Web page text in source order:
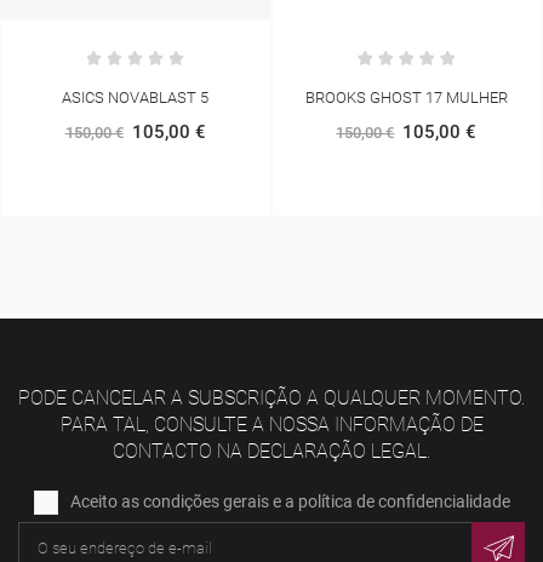
BROOKS GHOST 17 MULHER
150,00 € 105,00 €
HOKA MACH 7 MULHER
160,00 € 128,00 €
PODE CANCELAR A SUBSCRIÇÃO A QUALQUER MOMENTO.
PARA TAL, CONSULTE A NOSSA INFORMAÇÃO DE
CONTACTO NA DECLARAÇÃO LEGAL.
Aceito as condições gerais e a política de confidencialidade